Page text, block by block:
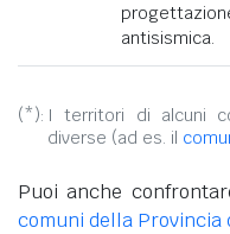
antisismica.
(*): I territori di alcuni
diverse (ad es. il
Puoi anche
comuni della Provincia